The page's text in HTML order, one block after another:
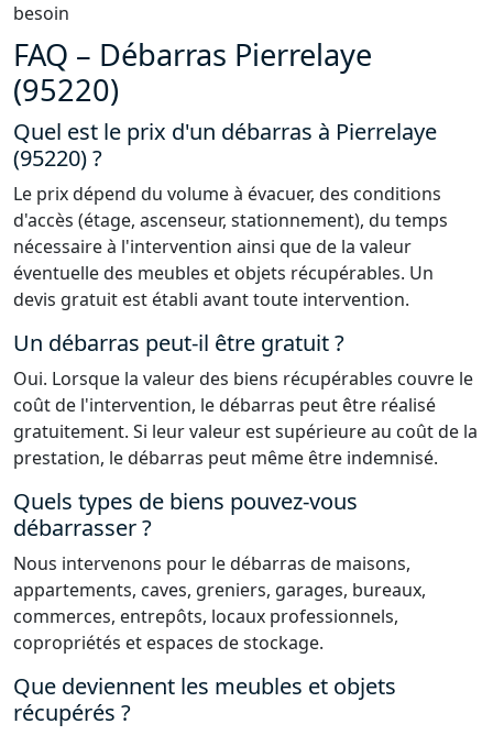
besoin
FAQ – Débarras Pierrelaye
(95220)
Quel est le prix d'un débarras à Pierrelaye
(95220) ?
Le prix dépend du volume à évacuer, des conditions
d'accès (étage, ascenseur, stationnement), du temps
nécessaire à l'intervention ainsi que de la valeur
éventuelle des meubles et objets récupérables. Un
devis gratuit est établi avant toute intervention.
Un débarras peut-il être gratuit ?
Oui. Lorsque la valeur des biens récupérables couvre le
coût de l'intervention, le débarras peut être réalisé
gratuitement. Si leur valeur est supérieure au coût de la
prestation, le débarras peut même être indemnisé.
Quels types de biens pouvez-vous
débarrasser ?
Nous intervenons pour le débarras de maisons,
appartements, caves, greniers, garages, bureaux,
commerces, entrepôts, locaux professionnels,
copropriétés et espaces de stockage.
Que deviennent les meubles et objets
récupérés ?